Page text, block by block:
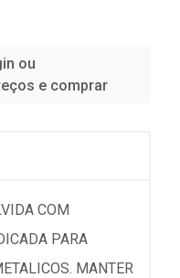
ou
e comprar
COM
PARA
MANTER